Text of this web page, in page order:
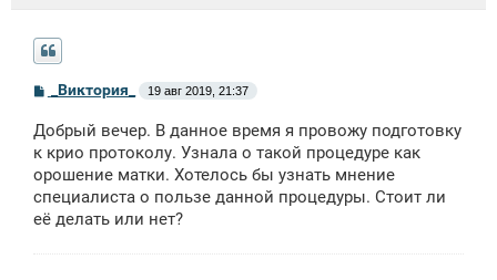
б
щ
н
и
е
_Виктория_ 19 авг 2019, 21:37
Добрый вечер. В данное время я провожу подготовку
к крио протоколу. Узнала о такой процедуре как
орошение матки. Хотелось бы узнать мнение
специалиста о пользе данной процедуры. Стоит ли
её делать или нет?